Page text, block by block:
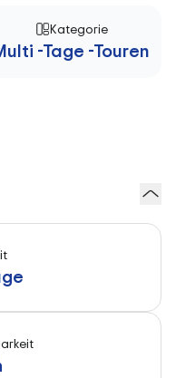
Kategorie
-Tage -Touren